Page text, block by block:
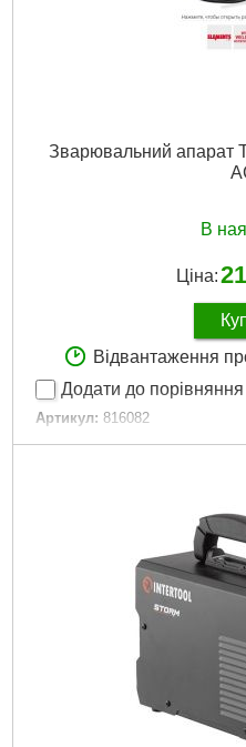
Зварювальний апарат
В
Ціна:
Відвантаження
Додати до порівняння
Артикул: 816082
Код товару: 26.61.17